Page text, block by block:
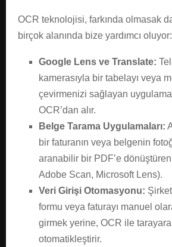
OCR teknolojisi, farkında olmasak da
birçok alanında bize yardımcı oluyor:
Google Lens ve Translate:
kamerasıyla bir tabelayı veya
çevirmenizi sağlayan
OCR’dan alır.
Belge Tarama Uygulamaları:
bir faturanın veya belgenin
aranabilir bir PDF’e
Adobe Scan, Microsoft Lens).
Veri Girişi Otomasyonu:
formu veya faturayı manuel
girmek yerine, OCR ile
otomatikleştirir.